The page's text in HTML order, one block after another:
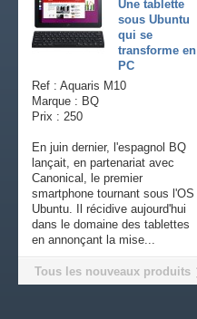
Une tablette
sous Ubuntu
qui se
transforme en
PC
Ref : Aquaris M10
Marque : BQ
Prix : 250
En juin dernier, l'espagnol BQ
lançait, en partenariat avec
Canonical, le premier
smartphone tournant sous l'OS
Ubuntu. Il récidive aujourd'hui
dans le domaine des tablettes
en annonçant la mise...
Tous les nouveaux produits